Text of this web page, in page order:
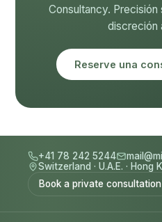
Consultancy. Precisión
discreción
Reserve una
+41 78 242 5244
Switzerland · U.A.E. · Hong
Book a private consultation